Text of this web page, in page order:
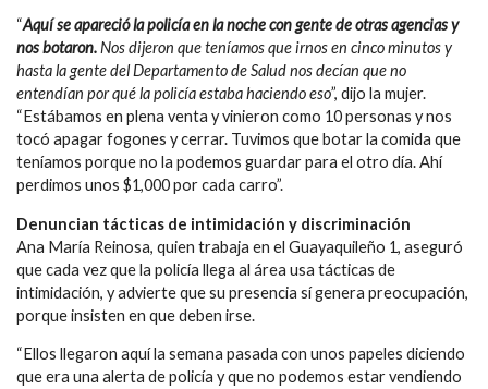
“Aquí se apareció la policía en la noche con gente de otras agencias y
nos botaron.Nos dijeron que teníamos que irnos en cinco minutos y
hasta la gente del Departamento de Salud nos decían que no
entendían por qué la policía estaba haciendo eso”, dijo la mujer.
“Estábamos en plena venta y vinieron como 10 personas y nos
tocó apagar fogones y cerrar. Tuvimos que botar la comida que
teníamos porque no la podemos guardar para el otro día. Ahí
perdimos unos $1,000 por cada carro”.
Denuncian tácticas de intimidación y discriminación
Ana María Reinosa, quien trabaja en el Guayaquileño 1, aseguró
que cada vez que la policía llega al área usa tácticas de
intimidación, y advierte que su presencia sí genera preocupación,
porque insisten en que deben irse.
“Ellos llegaron aquí la semana pasada con unos papeles diciendo
que era una alerta de policía y que no podemos estar vendiendo